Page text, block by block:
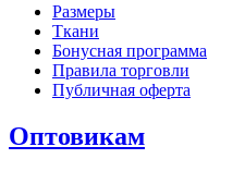
Размеры
Ткани
Бонусная программа
Правила торговли
Публичная оферта
Оптовикам